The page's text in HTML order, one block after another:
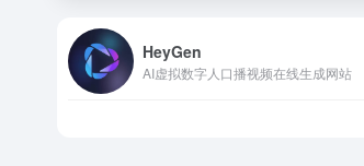
HeyGen
AI虚拟数字人口播视频在线生成网站